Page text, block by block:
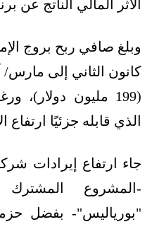
الأثر المالي الناتج عن
وبلغ صافي ربح بروج
(199 مليون
الذي قابله جزئيًا ارتفاع
جاء ارتفاع إيرادات
-المشروع
"بورياليس"- بفضل